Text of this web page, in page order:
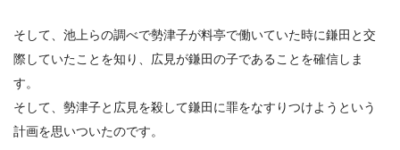
そして、池上らの調べで勢津子が料亭で働いていた時に鎌田と交
際していたことを知り、広見が鎌田の子であることを確信しま
す。
そして、勢津子と広見を殺して鎌田に罪をなすりつけようという
計画を思いついたのです。